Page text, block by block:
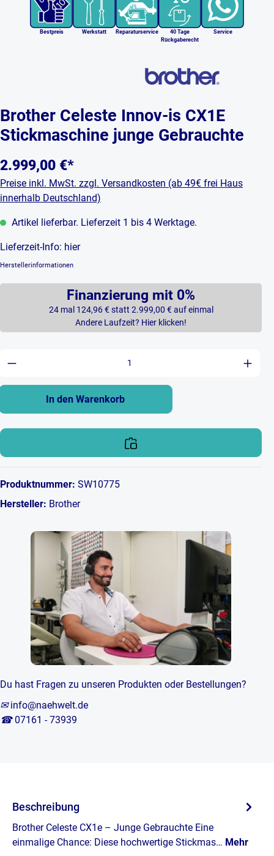
Bestpreis Werkstatt Reparaturservice
40 Tage
Rückgaberecht
Service
Brother Celeste Innov-is CX1E
Stickmaschine junge Gebrauchte
2.999,00 €*
Preise inkl. MwSt. zzgl. Versandkosten (ab 49€ frei Haus
innerhalb Deutschland)
Artikel lieferbar. Lieferzeit 1 bis 4 Werktage.
Lieferzeit-Info: hier
Herstellerinformationen
Finanzierung mit 0%
24 mal 124,96 € statt 2.999,00 € auf einmal
Andere Laufzeit? Hier klicken!
Anzahl: Gib den gewünschten Wert
In den Warenkorb
Produktnummer: SW10775
Hersteller: Brother
Du hast Fragen zu unseren Produkten oder Bestellungen?
✉ info@naehwelt.de
☎ 07161 - 73939
Beschreibung
Brother Celeste CX1e – Junge Gebrauchte Eine
einmalige Chance: Diese hochwertige Stickmas… Mehr